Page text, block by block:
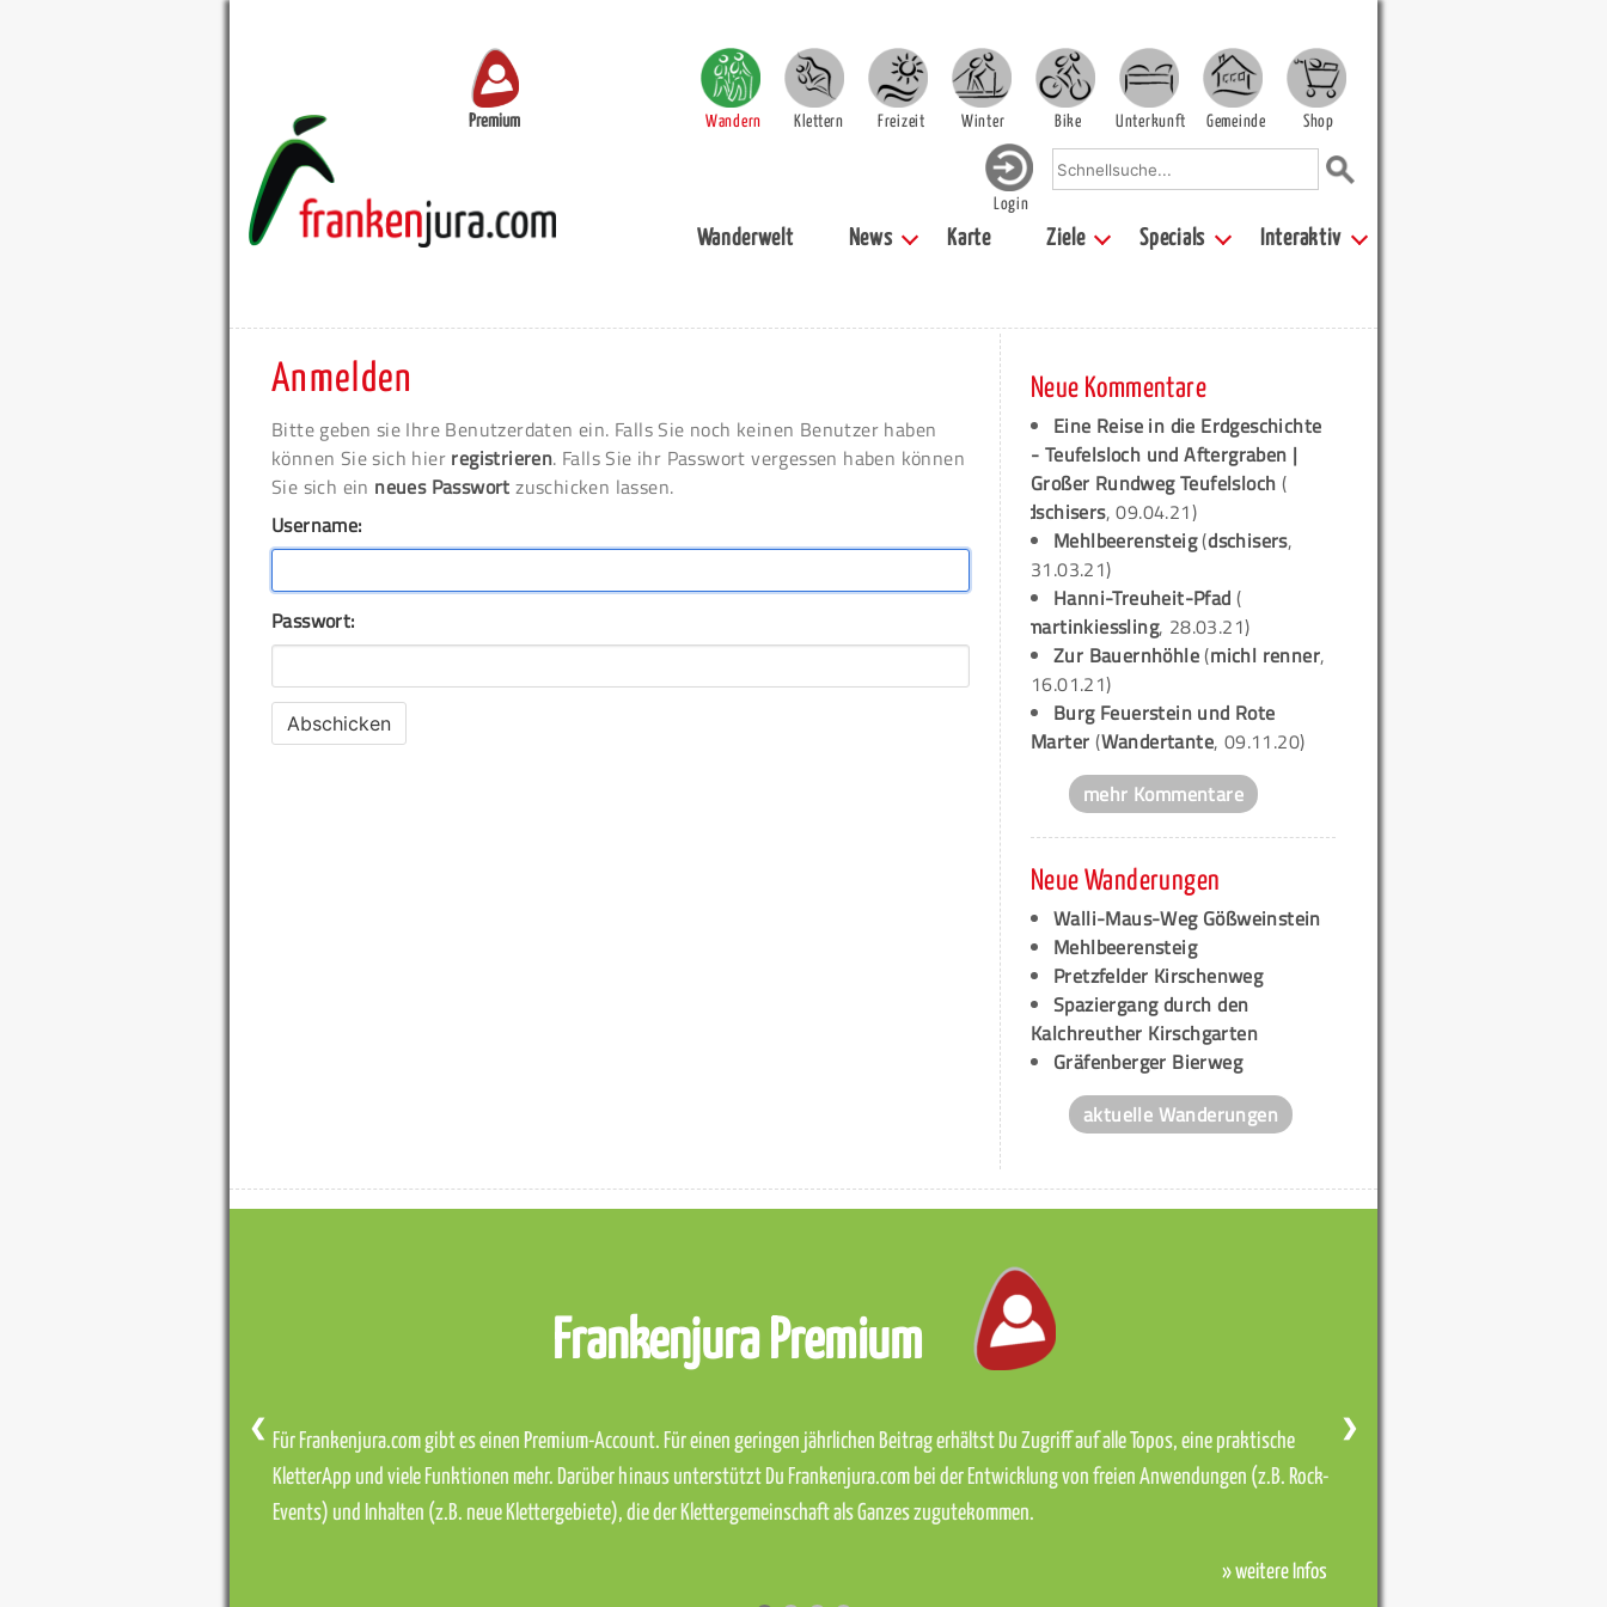
Premium Wandern Klettern Freizeit Winter Bike Unterkunft Gemeinde Shop
Login
Wanderwelt News Karte Ziele Specials Interaktiv
Anmelden
Bitte geben sie Ihre Benutzerdaten ein. Falls Sie noch keinen Benutzer haben
können Sie sich hier registrieren. Falls Sie ihr Passwort vergessen haben können
Sie sich ein neues Passwort zuschicken lassen.
Username:
Passwort:
Neue Kommentare
Eine Reise in die Erdgeschichte
- Teufelsloch und Aftergraben |
Großer Rundweg Teufelsloch (
dschisers, 09.04.21)
Mehlbeerensteig(dschisers,
31.03.21)
Hanni-Treuheit-Pfad (
martinkiessling, 28.03.21)
Zur Bauernhöhle(michl renner,
16.01.21)
Burg Feuerstein und Rote
Marter (Wandertante, 09.11.20)
mehr Kommentare
Neue Wanderungen
Walli-Maus-Weg Gößweinstein
Mehlbeerensteig
Pretzfelder Kirschenweg
Spaziergang durch den
Kalchreuther Kirschgarten
Gräfenberger Bierweg
aktuelle Wanderungen
Frankenjura Premium
Für Frankenjura.com gibt es einen Premium-Account. Für einen geringen jährlichen Beitrag erhältst Du Zugriff auf alle Topos, eine praktische
KletterApp und viele Funktionen mehr. Darüber hinaus unterstützt Du Frankenjura.com bei der Entwicklung von freien Anwendungen (z.B. Rock-
Events) und Inhalten (z.B. neue Klettergebiete), die der Klettergemeinschaft als Ganzes zugutekommen.
» weitere Infos
❮ ❯